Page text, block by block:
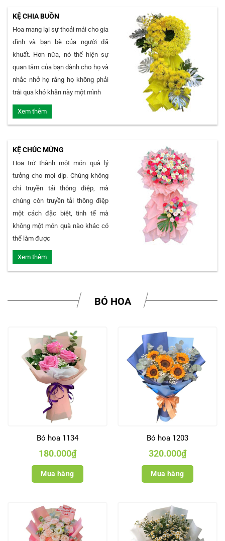
KỆ CHIA BUỒN
Hoa mang lại sự thoải mái cho gia
đình và bạn bè của người đã
khuất. Hơn nữa, nó thể hiện sự
quan tâm của bạn dành cho họ và
nhắc nhở họ rằng họ không phải
trải qua khó khăn này một mình
Xem thêm
KỆ CHÚC MỪNG
Hoa trở thành một món quà lý
tưởng cho mọi dịp. Chúng không
chỉ truyền tải thông điệp, mà
chúng còn truyền tải thông điệp
một cách đặc biệt, tinh tế mà
không một món quà nào khác có
thể làm được
Xem thêm
BÓ HOA
Bó hoa 1134
180.000₫
Mua hàng
Bó hoa 1203
320.000₫
Mua hàng